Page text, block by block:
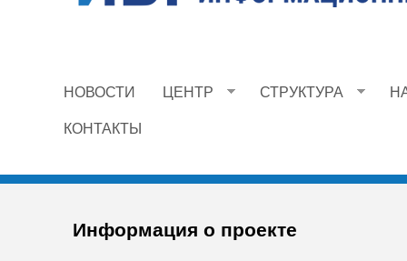
И
И
НОВОСТИ ЦЕНТР СТРУКТУРА
КОНТАКТЫ
Информация о проекте